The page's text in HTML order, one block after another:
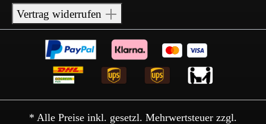
Vertrag widerrufen
* Alle Preise inkl. gesetzl. Mehrwertsteuer zzgl.